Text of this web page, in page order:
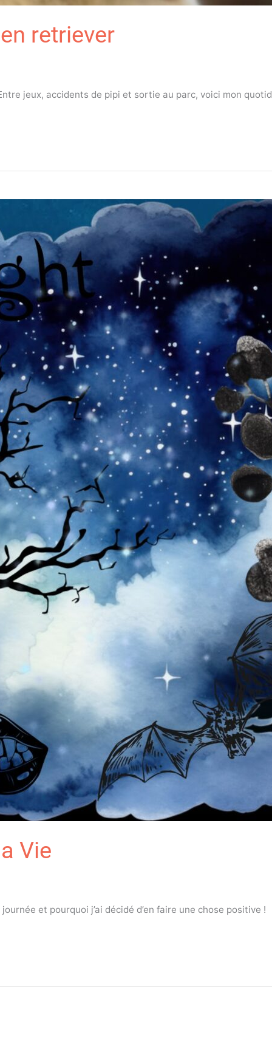
retriever
jeux, accidents de pipi et sortie au parc, voici mon
Vie
et pourquoi j’ai décidé d’en faire une chose positive !